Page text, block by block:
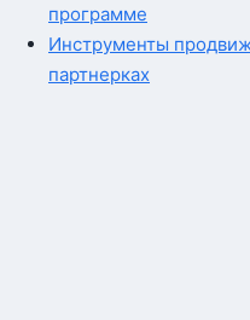
программе
Инструменты
партнерках